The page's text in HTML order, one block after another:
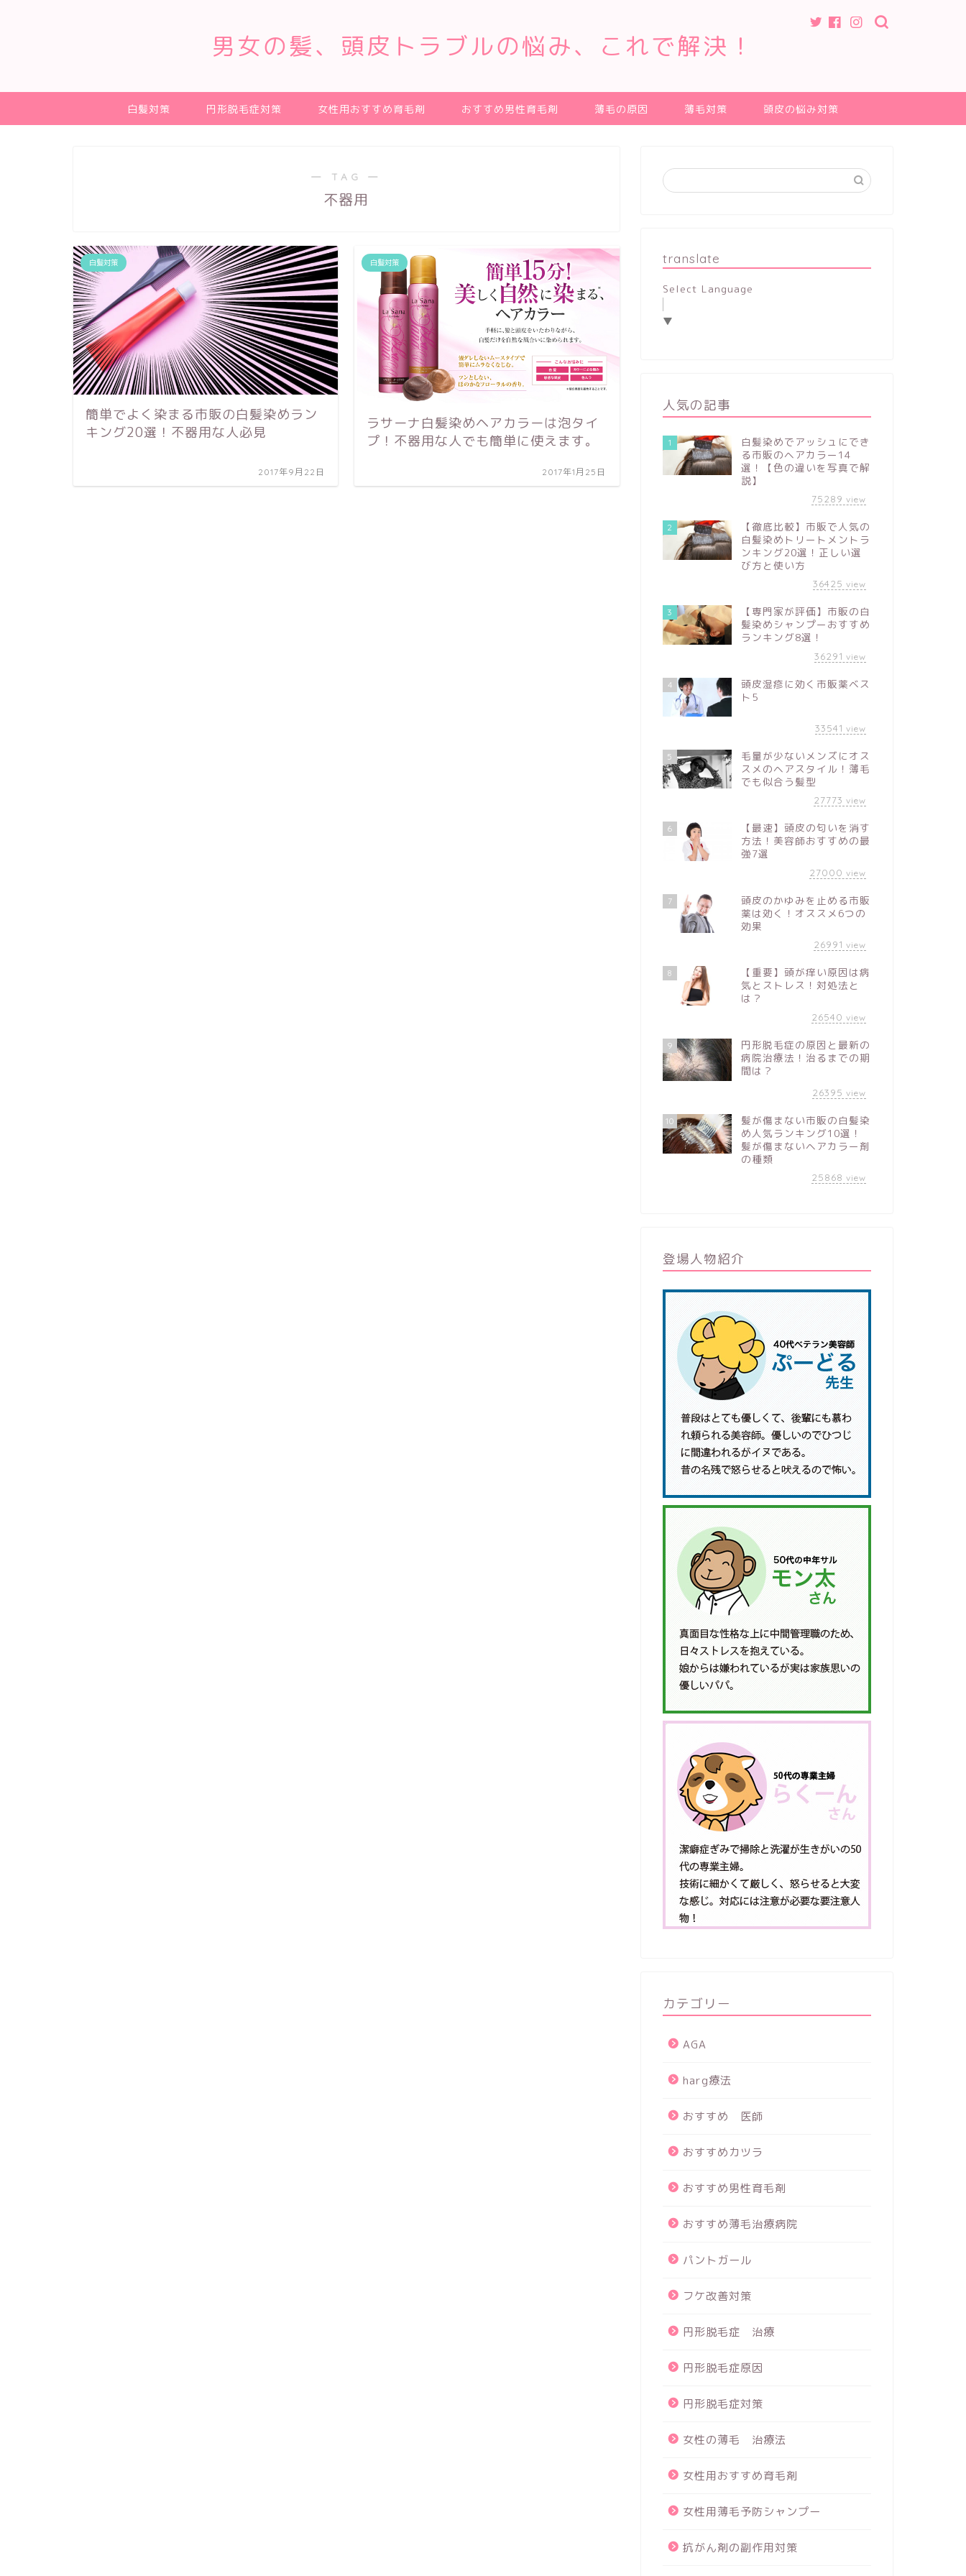
男女の髪、頭皮トラブルの悩み、これで解決！
白髪対策 円形脱毛症対策 女性用おすすめ育毛剤 おすすめ男性育毛剤 薄毛の原因 薄毛対策 頭皮の悩み対策
― TAG ―
不器用
白髪対策
簡単でよく染まる市販の白髪染めラン
キング20選！不器用な人必見
2017年9月22日
白髪対策
ラサーナ白髪染めヘアカラーは泡タイ
プ！不器用な人でも簡単に使えます。
2017年1月25日
translate
Select Language
▼
人気の記事
1
白髪染めでアッシュにでき
る市販のヘアカラー14
選！【色の違いを写真で解
説】
75289 view
2
【徹底比較】市販で人気の
白髪染めトリートメントラ
ンキング20選！正しい選
び方と使い方
36425 view
3
【専門家が評価】市販の白
髪染めシャンプーおすすめ
ランキング8選！
36291 view
4
頭皮湿疹に効く市販薬ベス
ト5
33541 view
5
毛量が少ないメンズにオス
スメのヘアスタイル！薄毛
でも似合う髪型
27773 view
6
【最速】頭皮の匂いを消す
方法！美容師おすすめの最
強7選
27000 view
7
頭皮のかゆみを止める市販
薬は効く！オススメ6つの
効果
26991 view
8
【重要】頭が痒い原因は病
気とストレス！対処法と
は？
26540 view
9
円形脱毛症の原因と最新の
病院治療法！治るまでの期
間は？
26395 view
10
髪が傷まない市販の白髪染
め人気ランキング10選！
髪が傷まないヘアカラー剤
の種類
25868 view
登場人物紹介
カテゴリー
AGA
harg療法
おすすめ 医師
おすすめカツラ
おすすめ男性育毛剤
おすすめ薄毛治療病院
パントガール
フケ改善対策
円形脱毛症 治療
円形脱毛症原因
円形脱毛症対策
女性の薄毛 治療法
女性用おすすめ育毛剤
女性用薄毛予防シャンプー
抗がん剤の副作用対策